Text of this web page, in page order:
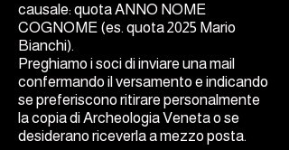
causale: quota ANNO NOME
COGNOME (es. quota 2025 Mario
Bianchi).
Preghiamo i soci di inviare una mail
confermando il versamento e indicando
se preferiscono ritirare personalmente
la copia di Archeologia Veneta o se
desiderano riceverla a mezzo posta.